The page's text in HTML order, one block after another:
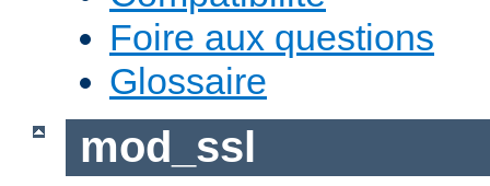
Foire aux questions
Glossaire
mod_ssl